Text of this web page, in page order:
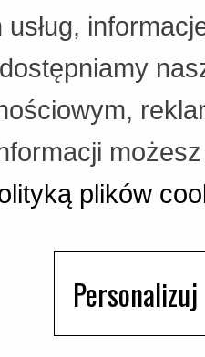
usług,
plików
Personalizuj